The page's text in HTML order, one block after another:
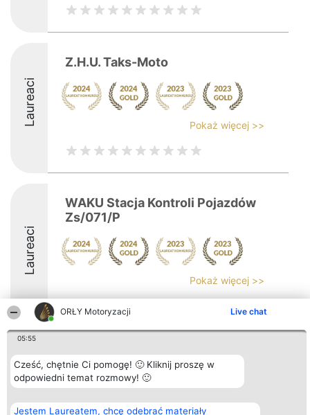
ORŁY Motoryzacji Live chat
05:55
Cześć, chętnie Ci pomogę! 🙂 Kliknij proszę w
odpowiedni temat rozmowy! 🙂
Jestem Laureatem, chcę odebrać materiały
Laureaci
Z.H.U. Taks-Moto
Pokaż więcej >>
Laureaci
WAKU Stacja Kontroli Pojazdów
Zs/071/P
Pokaż więcej >>
Organizator plebiscytu
Bright Side Solutions sp. z o.
o. sp. k.
ul. Ruska 22
KRS 0000749100 | Regon
Plebiscyt
Laureaci
Lista
wszystkich
Zasady
Kontakt
Kontakt